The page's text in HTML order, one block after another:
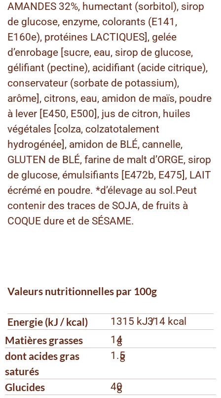
AMANDES 32%, humectant (sorbitol), sirop
de glucose, enzyme, colorants (E141,
E160e), protéines LACTIQUES], gelée
d’enrobage [sucre, eau, sirop de glucose,
gélifiant (pectine), acidifiant (acide citrique),
conservateur (sorbate de potassium),
arôme], citrons, eau, amidon de maïs, poudre
à lever [E450, E500], jus de citron, huiles
végétales [colza, colzatotalement
hydrogénée], amidon de BLÉ, cannelle,
GLUTEN de BLÉ, farine de malt d’ORGE, sirop
de glucose, émulsifiants [E472b, E475], LAIT
écrémé en poudre. *d’élevage au sol.Peut
contenir des traces de SOJA, de fruits à
COQUE dure et de SÉSAME.
Valeurs nutritionnelles par 100g
Energie (kJ / kcal) 1315 kJ /314 kcal
Matières grasses 14
g
dont acides gras
saturés
1.5
g
Glucides 40
g